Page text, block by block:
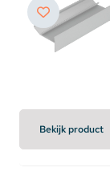
Bekijk product